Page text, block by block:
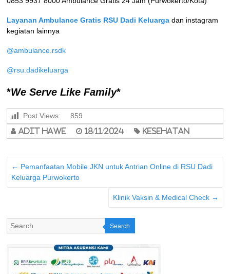
Layanan Ambulance Gratis RSU Dadi Keluarga dan instagram
kegiatan lainnya
@ambulance.rsdk
@rsu.dadikeluarga
*We Serve Like Family*
Post Views: 859
adit hawe 18/11/2024 Kesehatan
← Pemanfaatan Mobile JKN untuk Antrian Online di RSU Dadi
Keluarga Purwokerto
Klinik Vaksin & Medical Check →
Search